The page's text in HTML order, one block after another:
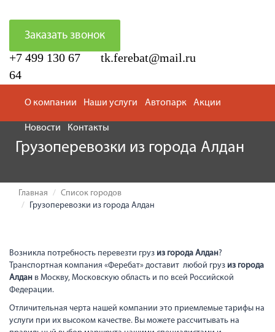
Заказать звонок
+7 499 130 67
64
tk.ferebat@mail.ru
О компании Наши услуги Автопарк Акции
Новости Контакты
Грузоперевозки из города Алдан
Главная
Список городов
Грузоперевозки из города Алдан
Возникла потребность перевезти груз из города Алдан?
Транспортная компания «Феребат» доставит любой груз из города
Алдан в Москву, Московскую область и по всей Российской
Федерации.
Отличительная черта нашей компании это приемлемые тарифы на
услуги при их высоком качестве. Вы можете рассчитывать на